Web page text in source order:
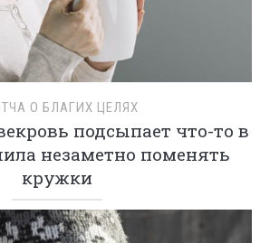
О БЛАГИХ ЦЕЛЯХ
подсыпает что-то в
незаметно поменять
кружки